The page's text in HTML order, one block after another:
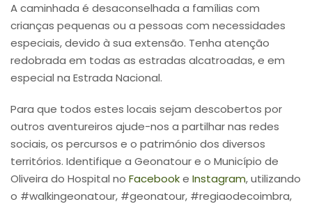
A caminhada é desaconselhada a famílias com
crianças pequenas ou a pessoas com necessidades
especiais, devido à sua extensão. Tenha atenção
redobrada em todas as estradas alcatroadas, e em
especial na Estrada Nacional.
Para que todos estes locais sejam descobertos por
outros aventureiros ajude-nos a partilhar nas redes
sociais, os percursos e o património dos diversos
territórios. Identifique a Geonatour e o Município de
Oliveira do Hospital no Facebooke Instagram, utilizando
o #walkingeonatour, #geonatour, #regiaodecoimbra,